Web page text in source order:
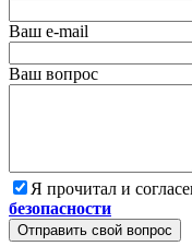
Ваш e-mail
Ваш вопрос
Я прочитал и
безопасности
Отправить свой вопрос